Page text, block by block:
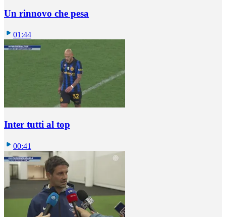
Un rinnovo che pesa
01:44
Inter tutti al top
00:41